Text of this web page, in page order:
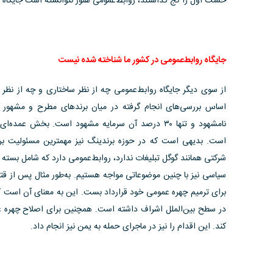
جایگاه روابط‌عمومی در کشور ما شناخته شده نیست
از سوی دیگر جایگاه روابط‌عمومی چه از نظر ساختاری و چه از
نامشهود و تنها ۳۰ درصد آن سرمایه مشهود است.
است. بدیهی است که در حوزه برندینگ نیز مهمترین مسئولیت
شرکتی همانند گوگل تبلیغات ندارد، روابط‌عمومی دارد که شامل
سیاسی نیز با چنین موضوعاتی مواجه هستیم. به‌طور مثال پس
برای ترمیم چهره عمومی خود قرارداد بست. این به معنای آن
در سطح بین‌الملل اشراف داشته است. همچنین برای اصلاح چهره
کند. این اقدام را نیز در ماجرای حمله به یمن نیز انجام داد.